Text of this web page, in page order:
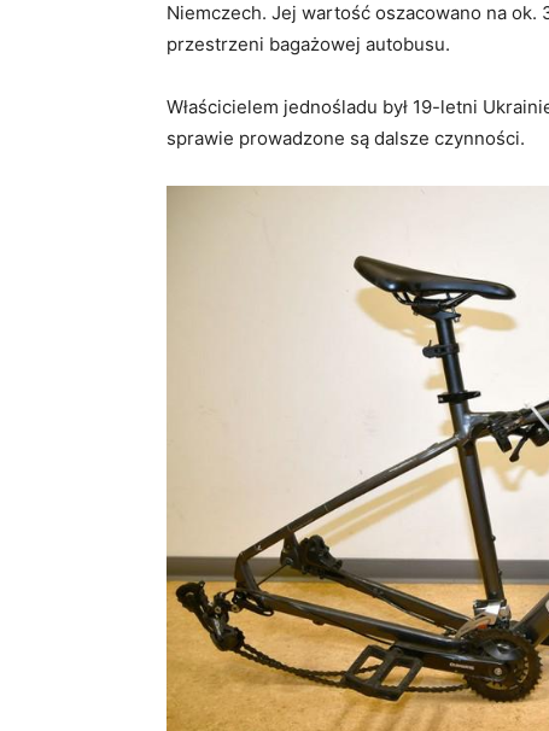
Niemczech. Jej wartość oszacowano na ok.
przestrzeni bagażowej autobusu.
Właścicielem jednośladu był 19-letni
sprawie prowadzone są dalsze czynności.